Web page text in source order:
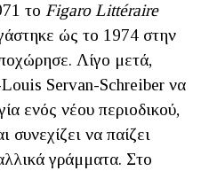
το Figaro Littéraire
ώς το 1974 στην
Λίγο μετά,
Servan-Schreiber να
ενός νέου περιοδικού,
συνεχίζει να παίζει
γράμματα. Στο